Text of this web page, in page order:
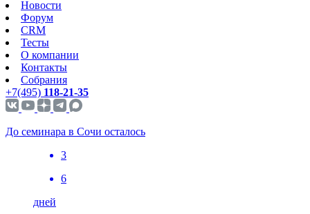
Новости
Форум
CRM
Тесты
О компании
Контакты
Собрания
+7(495) 118-21-35
До семинара в Сочи осталось
3
6
дней